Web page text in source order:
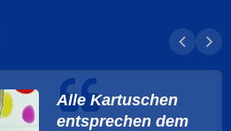
Alle Kartuschen
entsprechen dem